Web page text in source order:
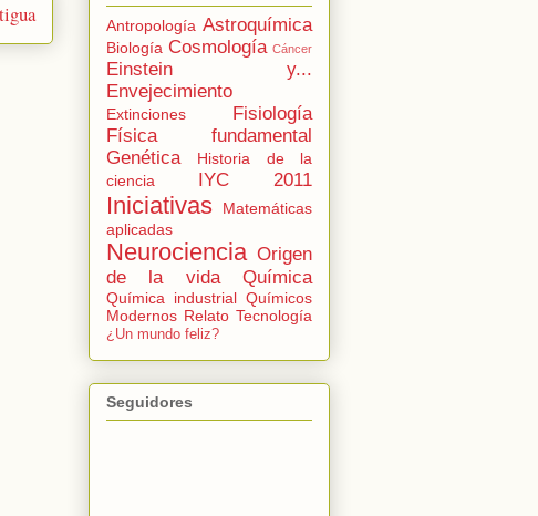
Antropología Astroquímica
Biología Cosmología Cáncer
Einstein y...
Envejecimiento
Extinciones
Fisiología
Física fundamental
Genética
Historia de la
ciencia
IYC 2011
Iniciativas
Matemáticas
aplicadas
Neurociencia Origen
de la vida
Química
Química industrial Químicos
Modernos Relato Tecnología
¿Un mundo feliz?
Seguidores